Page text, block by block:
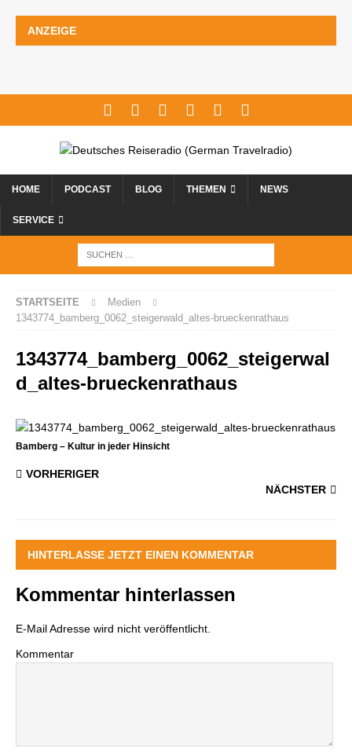
ANZEIGE
HOME PODCAST BLOG THEMEN NEWS
SERVICE
STARTSEITE
Medien
1343774_bamberg_0062_steigerwald_altes-brueckenrathaus
1343774_bamberg_0062_steigerwal
d_altes-brueckenrathaus
Bamberg – Kultur in jeder Hinsicht
VORHERIGER
NÄCHSTER
HINTERLASSE JETZT EINEN KOMMENTAR
Kommentar hinterlassen
E-Mail Adresse wird nicht veröffentlicht.
Kommentar